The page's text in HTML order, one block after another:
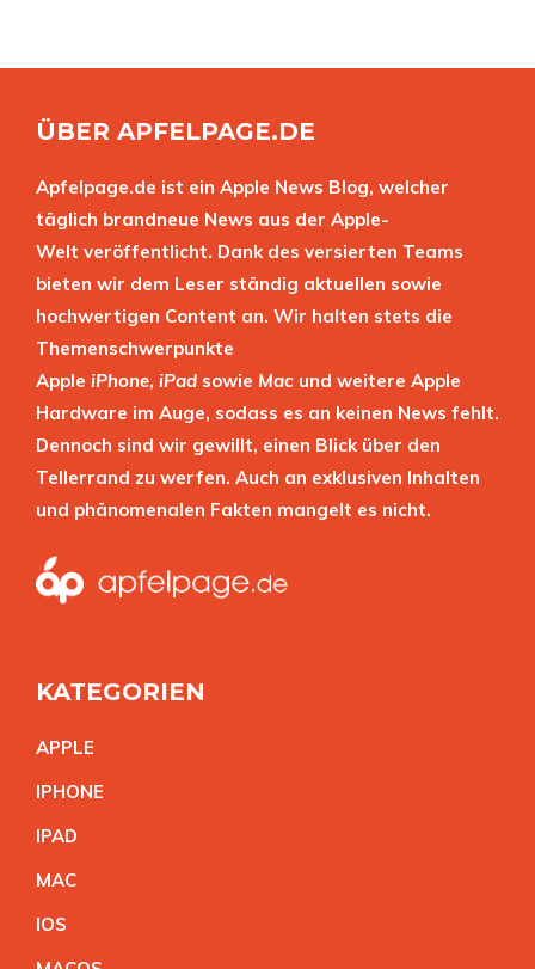
ÜBER APFELPAGE.DE
Apfelpage.de ist ein Apple News Blog, welcher
täglich brandneue News aus der Apple-
Welt veröffentlicht. Dank des versierten Teams
bieten wir dem Leser ständig aktuellen sowie
hochwertigen Content an. Wir halten stets die
Themenschwerpunkte
Apple iPhone, iPad sowie Mac und weitere Apple
Hardware im Auge, sodass es an keinen News fehlt.
Dennoch sind wir gewillt, einen Blick über den
Tellerrand zu werfen. Auch an exklusiven Inhalten
und phänomenalen Fakten mangelt es nicht.
KATEGORIEN
APPLE
IPHONE
IPAD
MAC
IOS